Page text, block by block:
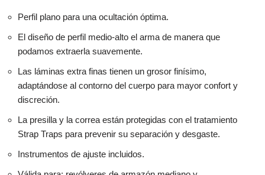
Perfil plano para una ocultación óptima.
El diseño de perfil medio-alto el arma de manera que
podamos extraerla suavemente.
Las láminas extra finas tienen un grosor finísimo,
adaptándose al contorno del cuerpo para mayor confort y
discreción.
La presilla y la correa están protegidas con el tratamiento
Strap Traps para prevenir su separación y desgaste.
Instrumentos de ajuste incluidos.